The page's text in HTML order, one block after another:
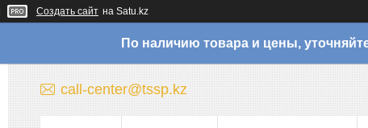
Создать сайт на Satu.kz
По наличию товара и цены,
call-center@tssp.kz